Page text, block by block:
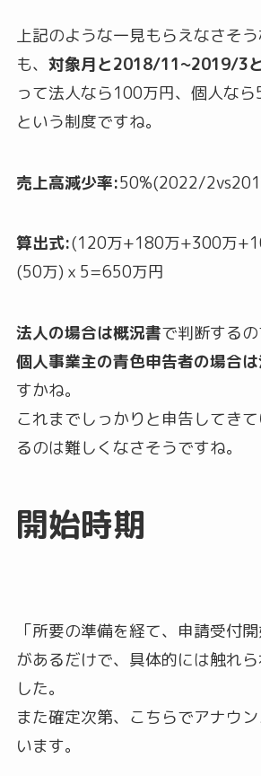
上記のような一見もらえなさそ
も、 対象月と2018/11~2019/3
って法人なら100万円、個人な
という制度ですね。
売上高減少率:50%(2022/
算出式:(120万+180万+300万
(50万)ｘ5=650万円
法人の場合は概況書で判断するの
個人事業主の青色申告者の場合
すかね。
これまでしっかりと申告してき
るのは難しくなさそうですね。
開始時期
「所要の準備を経て、申請受付
があるだけで、具体的には触れ
した。
また確定次第、こちらでアナウ
います。